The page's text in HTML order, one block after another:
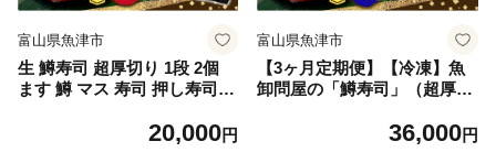
富山県魚津市
生 鱒寿司 超厚切り 1段 2個
ます 鱒 マス 寿司 押し寿司
20,000円
富山県魚津市
【3ヶ月定期便】【冷凍】魚
卸問屋の「鱒寿司」（超厚切
36,000円